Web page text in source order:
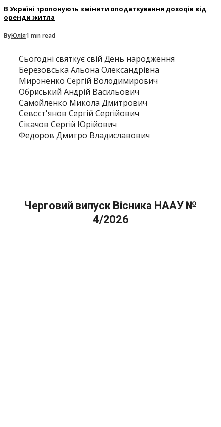
В Україні пропонують змінити оподаткування доходів від
оренди житла
ByЮлія1 min read
Сьогодні святкує свій День народження
Березовська Альона Олександрівна
Мироненко Сергій Володимирович
Обриський Андрій Васильович
Самойленко Микола Дмитрович
Севост'янов Сергій Сергійович
Сікачов Сергій Юрійович
Федоров Дмитро Владиславович
Черговий випуск Вісника НААУ №
4/2026